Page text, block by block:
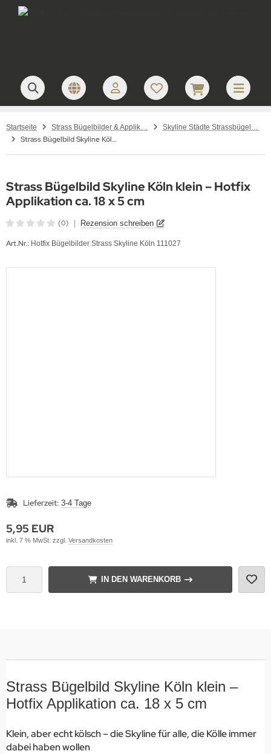
Startseite Strass Bügelbilder & Applikationen zum Aufbügeln Skyline Städte Strassbügelbilder Motive
Strass Bügelbild Skyline Köln klein Karneval Hotfix Motiv 111027 Applikation
Strass Bügelbild Skyline Köln klein – Hotfix
Applikation ca. 18 x 5 cm
(0) Rezension schreiben
Art.Nr.: Hotfix Bügelbilder Strass Skyline Köln 111027
Lieferzeit: 3-4 Tage
5,95 EUR
inkl. 7 % MwSt. zzgl. Versandkosten
IN DEN WARENKORB
Strass Bügelbild Skyline Köln klein –
Hotfix Applikation ca. 18 x 5 cm
Klein, aber echt kölsch – die Skyline für alle, die Kölle immer
dabei haben wollen